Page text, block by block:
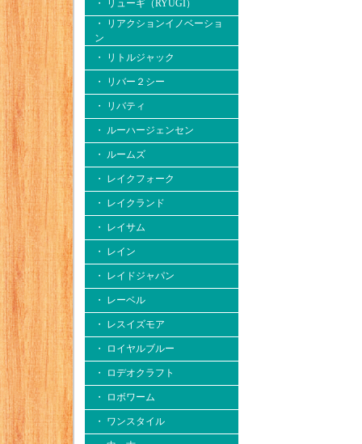
・ リューギ（RYUGI）
・ リアクションイノベーショ
ン
・ リトルジャック
・ リバー２シー
・ リバティ
・ ルーハージェンセン
・ ルームズ
・ レイクフォーク
・ レイクランド
・ レイサム
・ レイン
・ レイドジャパン
・ レーベル
・ レスイズモア
・ ロイヤルブルー
・ ロデオクラフト
・ ロボワーム
・ ワンスタイル